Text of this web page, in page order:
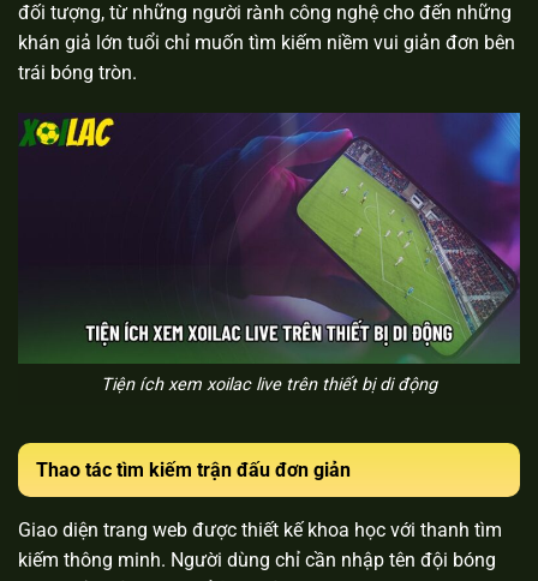
đối tượng, từ những người rành công nghệ cho đến những
khán giả lớn tuổi chỉ muốn tìm kiếm niềm vui giản đơn bên
trái bóng tròn.
Tiện ích xem xoilac live trên thiết bị di động
Thao tác tìm kiếm trận đấu đơn giản
Giao diện trang web được thiết kế khoa học với thanh tìm
kiếm thông minh. Người dùng chỉ cần nhập tên đội bóng